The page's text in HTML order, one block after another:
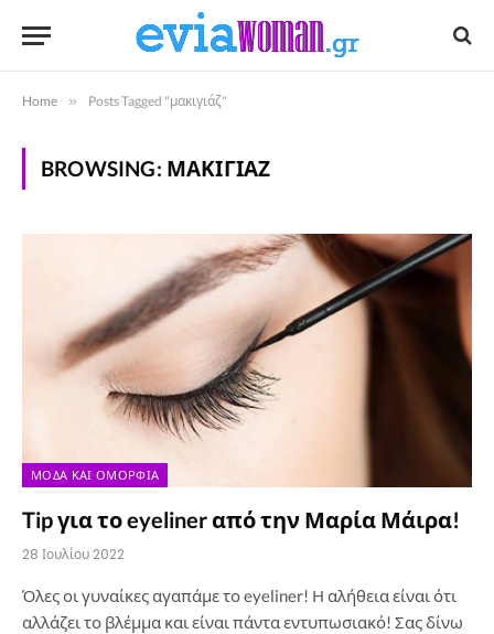
Home » Posts Tagged "μακιγιάζ"
BROWSING: ΜΑΚΙΓΙΆΖ
ΜΌΔΑ ΚΑΙ ΟΜΟΡΦΙΆ
Tip για το eyeliner από την Μαρία Μάιρα!
28 Ιουλίου 2022
Όλες οι γυναίκες αγαπάμε το eyeliner! Η αλήθεια είναι ότι
αλλάζει το βλέμμα και είναι πάντα εντυπωσιακό! Σας δίνω